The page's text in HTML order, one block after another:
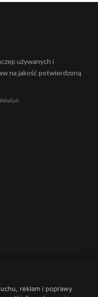
reklam i poprawy
używanych i
na jakość potwierdzoną